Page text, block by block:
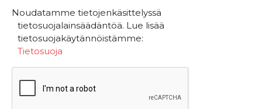
Noudatamme tietojenkäsittelyssä
tietosuojalainsäädäntöä. Lue lisää
tietosuojakäytännöistämme:
Tietosuoja